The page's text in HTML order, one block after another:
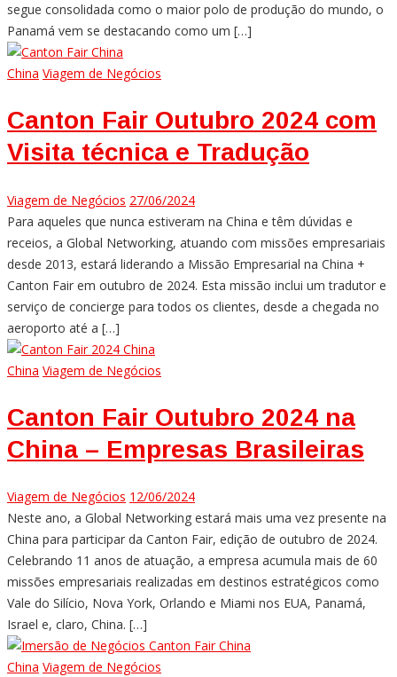
segue consolidada como o maior polo de produção do mundo, o
Panamá vem se destacando como um […]
China Viagem de Negócios
Canton Fair Outubro 2024 com
Visita técnica e Tradução
Viagem de Negócios 27/06/2024
Para aqueles que nunca estiveram na China e têm dúvidas e
receios, a Global Networking, atuando com missões empresariais
desde 2013, estará liderando a Missão Empresarial na China +
Canton Fair em outubro de 2024. Esta missão inclui um tradutor e
serviço de concierge para todos os clientes, desde a chegada no
aeroporto até a […]
China Viagem de Negócios
Canton Fair Outubro 2024 na
China – Empresas Brasileiras
Viagem de Negócios 12/06/2024
Neste ano, a Global Networking estará mais uma vez presente na
China para participar da Canton Fair, edição de outubro de 2024.
Celebrando 11 anos de atuação, a empresa acumula mais de 60
missões empresariais realizadas em destinos estratégicos como
Vale do Silício, Nova York, Orlando e Miami nos EUA, Panamá,
Israel e, claro, China. […]
China Viagem de Negócios